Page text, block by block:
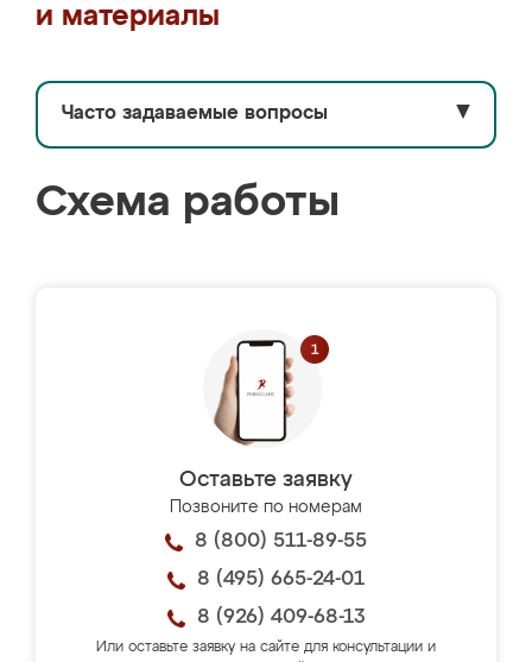
и материалы
Часто задаваемые вопросы ▼
Схема работы
Оставьте заявку
Позвоните по номерам
8 (800) 511-89-55
8 (495) 665-24-01
8 (926) 409-68-13
Или оставьте заявку на сайте для консультации и